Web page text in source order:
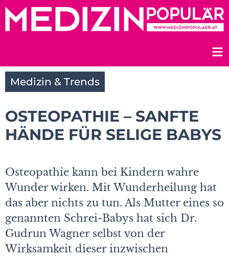
Zum
Inhalt
Medizin & Trends
OSTEOPATHIE – SANFTE
HÄNDE FÜR SELIGE BABYS
Osteopathie kann bei Kindern wahre
Wunder wirken. Mit Wunderheilung hat
das aber nichts zu tun. Als Mutter eines so
genannten Schrei-Babys hat sich Dr.
Gudrun Wagner selbst von der
Wirksamkeit dieser inzwischen